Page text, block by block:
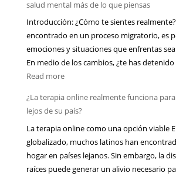
y
evaluación
psicológica:
qué
suele
cómo
prepararte
emocionalmente
salud mental más de lo que piensas
Introducción: ¿Cómo te sientes
encontrado en un proceso migratorio, es
emociones y situaciones que enfrentas
En medio de los cambios, ¿te has
Read more:
de
que
el
proceso
migratorio
está
¿La terapia online realmente funciona
lejos de su país?
La terapia online como una opción viable
globalizado, muchos latinos han
hogar en países lejanos. Sin embargo, la
raíces puede generar un alivio necesario